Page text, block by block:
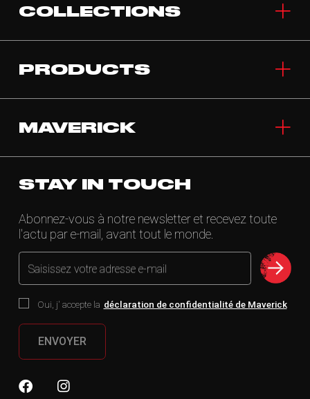
COLLECTIONS
PRODUCTS
MAVERICK
STAY IN TOUCH
Abonnez-vous à notre newsletter et recevez toute
l'actu par e-mail, avant tout le monde.
Saisissez votre adresse e-mail
Oui, j' accepte la déclaration de confidentialité de Maverick
ENVOYER